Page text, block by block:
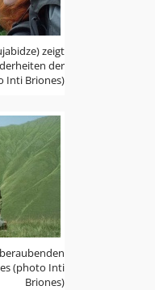
zeigt
der
Inti Briones)
(photo Inti
Briones)